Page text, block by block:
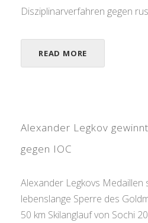
Disziplinarverfahren gegen
READ MORE
Alexander Legkov
gegen IOC
Alexander Legkovs Medaillen
lebenslange Sperre des
50 km Skilanglauf von Sochi